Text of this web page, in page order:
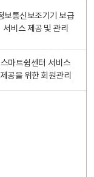
보통신보조기기 보급
서비스 제공 및 관리
스마트쉼센터 서비스
제공을 위한 회원관리